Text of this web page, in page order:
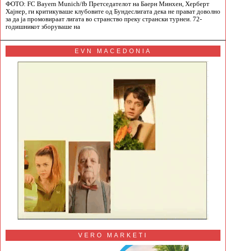
ФОТО: FC Bayern Munich/fb Претседателот на Баерн Минхен, Херберт
Хајнер, ги критикуваше клубовите од Бундеслигата дека не прават доволно
за да ја промовираат лигата во странство преку странски турнеи. 72-
годишникот зборуваше на
EVN MACEDONIA
VERO MARKETI